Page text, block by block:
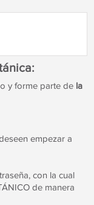
y forme parte de la
empezar a
con la cual
de manera